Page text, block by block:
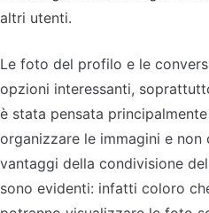
altri utenti.
Le foto del profilo e le
opzioni interessanti,
è stata pensata
organizzare le immagini e non
vantaggi della condivisione
sono evidenti: infatti coloro